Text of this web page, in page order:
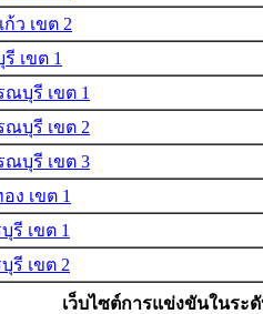
ว เขต 2
เขต 1
บุรี เขต 1
บุรี เขต 2
ณบุรี เขต 3
ง เขต 1
รี เขต 1
รี เขต 2
เว็บไซต์การแข่งขันในร